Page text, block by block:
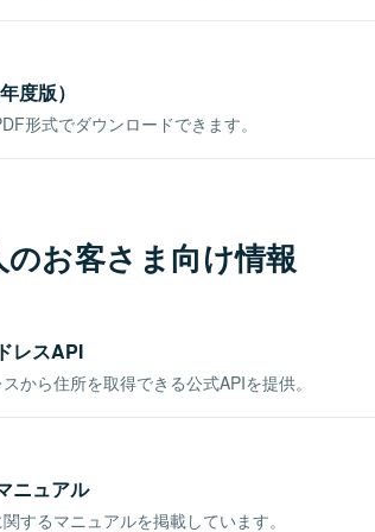
度版）
形式でダウンロードできます。
お客さま向け情報
レスAPI
から住所を取得できる公式APIを提供。
ニュアル
するマニュアルを掲載しています。